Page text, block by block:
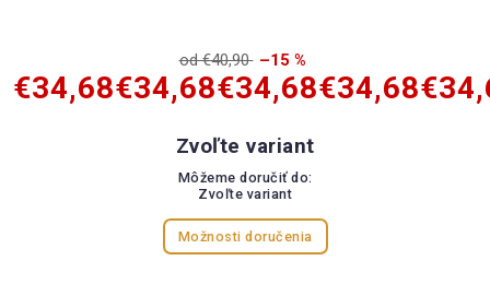
od €40,90 –15 %
€34,68€34,68€34,68€34,68
Zvoľte variant
Môžeme doručiť do:
Zvoľte variant
Možnosti doručenia